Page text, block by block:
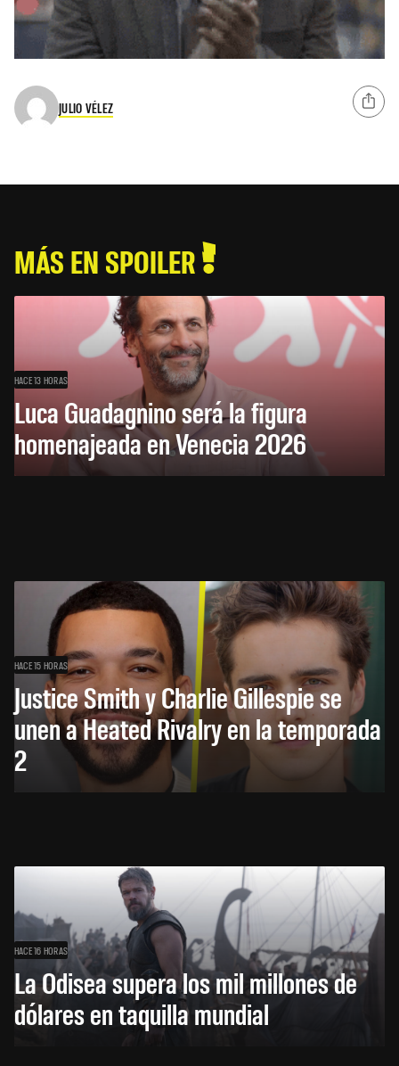
JULIO VÉLEZ
MÁS EN SPOILER
HACE 13 HORAS
Luca Guadagnino será la figura
homenajeada en Venecia 2026
HACE 15 HORAS
Justice Smith y Charlie Gillespie se
unen a Heated Rivalry en la temporada
2
HACE 16 HORAS
La Odisea supera los mil millones de
dólares en taquilla mundial